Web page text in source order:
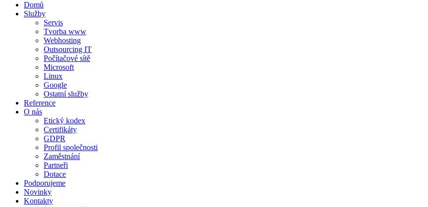
Domů
Služby
Servis
Tvorba www
Webhosting
Outsourcing IT
Počítačové sítě
Microsoft
Linux
Google
Ostatní služby
Reference
O nás
Etický kodex
Certifikáty
GDPR
Profil společnosti
Zaměstnání
Partneři
Dotace
Podporujeme
Novinky
Kontakty